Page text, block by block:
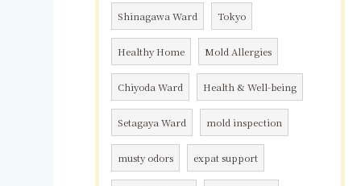
Shinagawa Ward Tokyo
Healthy Home Mold Allergies
Chiyoda Ward Health & Well-being
Setagaya Ward mold inspection
musty odors expat support